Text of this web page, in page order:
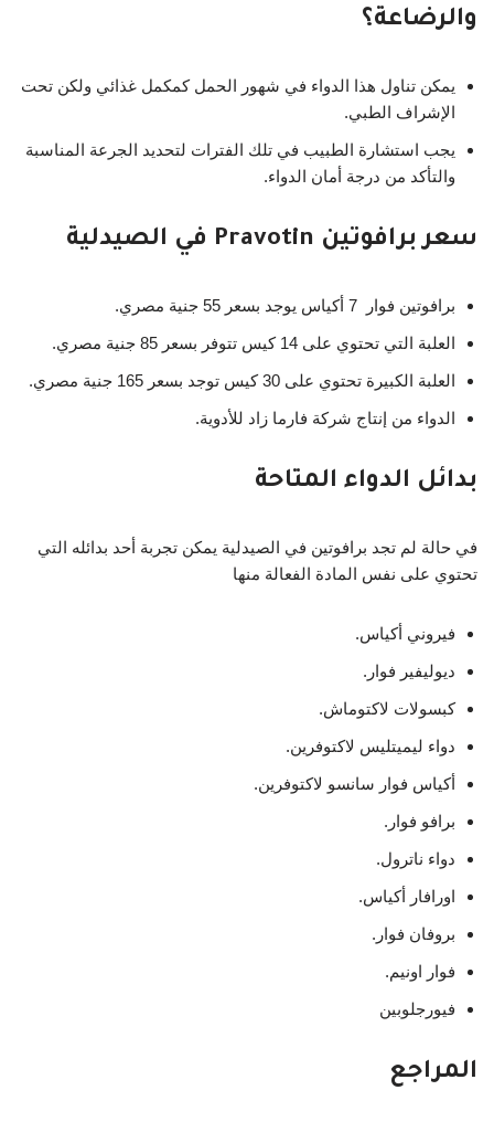
والرضاعة؟
يمكن تناول هذا الدواء في شهور الحمل كمكمل غذائي ولكن تحت
الإشراف الطبي.
يجب استشارة الطبيب في تلك الفترات لتحديد الجرعة المناسبة
والتأكد من درجة أمان الدواء.
سعر برافوتين Pravotin في الصيدلية
برافوتين فوار 7 أكياس يوجد بسعر 55 جنية مصري.
العلبة التي تحتوي على 14 كيس تتوفر بسعر 85 جنية مصري.
العلبة الكبيرة تحتوي على 30 كيس توجد بسعر 165 جنية مصري.
الدواء من إنتاج شركة فارما زاد للأدوية.
بدائل الدواء المتاحة
في حالة لم تجد برافوتين في الصيدلية يمكن تجربة أحد بدائله التي
تحتوي على نفس المادة الفعالة منها
فيروني أكياس.
ديوليفير فوار.
كبسولات لاكتوماش.
دواء ليميتليس لاكتوفرين.
أكياس فوار سانسو لاكتوفرين.
برافو فوار.
دواء ناترول.
اورافار أكياس.
بروفان فوار.
فوار اونيم.
فيورجلوبين
المراجع